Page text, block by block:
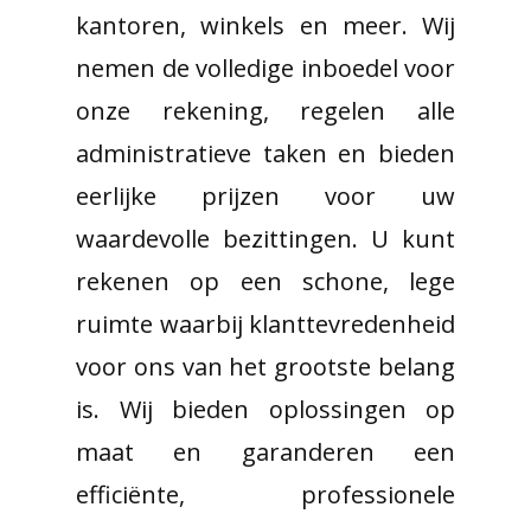
kantoren, winkels en meer. Wij
nemen de volledige inboedel voor
onze rekening, regelen alle
administratieve taken en bieden
eerlijke prijzen voor uw
waardevolle bezittingen. U kunt
rekenen op een schone, lege
ruimte waarbij klanttevredenheid
voor ons van het grootste belang
is. Wij bieden oplossingen op
maat en garanderen een
efficiënte, professionele